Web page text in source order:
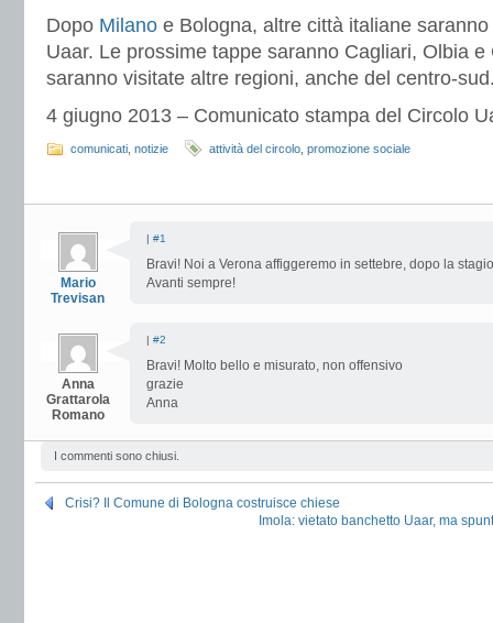
Dopo Milano e Bologna, altre città italiane
Uaar. Le prossime tappe saranno Cagliari, Olbia e
saranno visitate altre regioni, anche del centro-
4 giugno 2013 – Comunicato stampa del Circolo
comunicati notizie attività del circolo promozione sociale
Mario
Trevisan
| #1
Bravi! Noi a Verona affiggeremo in settebre, dopo la
Avanti sempre!
Anna
Grattarola
Romano
| #2
Bravi! Molto bello e misurato, non offensivo
grazie
Anna
I commenti sono chiusi.
Crisi? Il Comune di Bologna costruisce chiese
Imola: vietato banchetto Uaar, ma